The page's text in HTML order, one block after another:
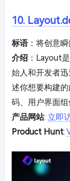
10.
标语：将创意
介绍 ：Layout
始人和开发者
述你想要构建
码、用户界面组
产品网站: 立即
Product Hunt: